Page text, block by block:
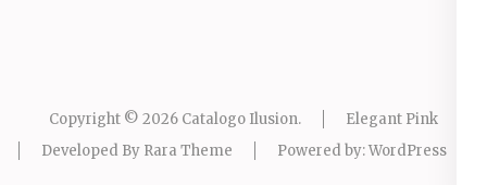
Copyright © 2026 Catalogo Ilusion.
Elegant Pink
Developed By Rara Theme Powered by:WordPress